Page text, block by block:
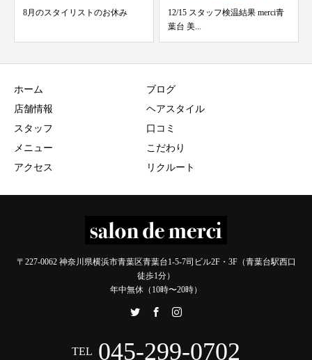
8月のスタイリストのお休み
12/15 スタッフ検温結果 merci青
葉台 美...
ホーム
店舗情報
スタッフ
メニュー
アクセス
ブログ
ヘアスタイル
口コミ
こだわり
リクルート
〒227-0062 神奈川県横浜市青葉区青葉台1-5-7司ビル2F・3F（青葉台駅西口
徒歩1分）
年中無休（10時〜20時）
TEL 045-299-0702